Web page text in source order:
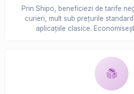
Prin Shipo, beneficiezi de tarife
curieri, mult sub prețurile
aplicațiile clasice.